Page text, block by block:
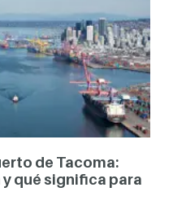
de Tacoma:
qué significa para